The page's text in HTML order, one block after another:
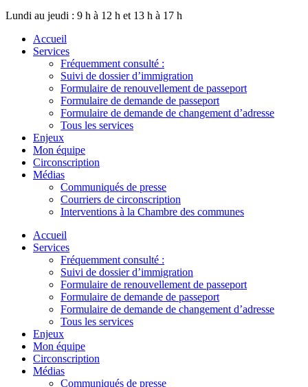
Lundi au jeudi : 9 h à 12 h et 13 h à 17 h
Accueil
Services
Fréquemment consulté :
Suivi de dossier d’immigration
Formulaire de renouvellement de passeport
Formulaire de demande de passeport
Formulaire de demande de changement d’adresse
Tous les services
Enjeux
Mon équipe
Circonscription
Médias
Communiqués de presse
Courriers de circonscription
Interventions à la Chambre des communes
Accueil
Services
Fréquemment consulté :
Suivi de dossier d’immigration
Formulaire de renouvellement de passeport
Formulaire de demande de passeport
Formulaire de demande de changement d’adresse
Tous les services
Enjeux
Mon équipe
Circonscription
Médias
Communiqués de presse